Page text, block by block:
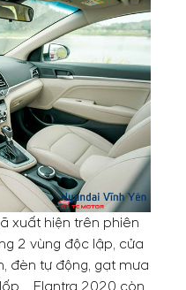
xuất hiện trên phiên
2 vùng độc lập, cửa
đèn tự động, gạt mưa